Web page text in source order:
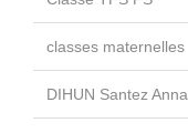
classes maternelles
DIHUN Santez Anna